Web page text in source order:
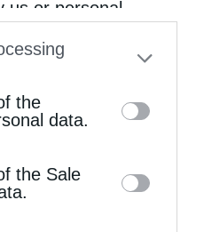
us or personal
separately opt-out
on the IAB’s list
This
disclosed by us to
List of
the
data.
the Sale